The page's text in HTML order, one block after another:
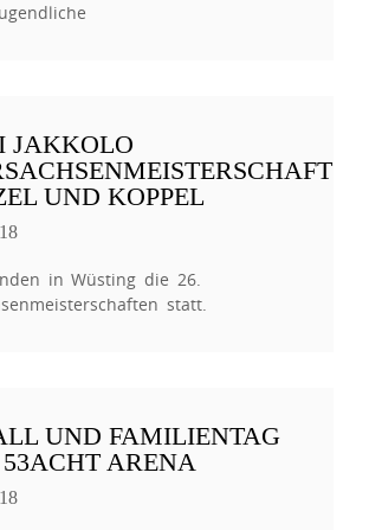
JAKKOLO
UND KOPPEL
in Wüsting die 26.
statt.
UND FAMILIENTAG I
ARENA